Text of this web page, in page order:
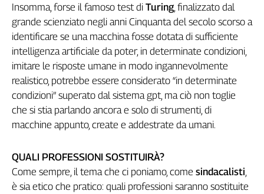
Social
Insomma, forse il famoso test di Turing , finalizzato dal
grande scienziato negli anni Cinquanta del secolo scorso a
identificare se una macchina fosse dotata di sufficiente
intelligenza artificiale da poter, in determinate condizioni,
imitare le risposte umane in modo ingannevolmente
realistico, potrebbe essere considerato “in determinate
condizioni” superato dal sistema gpt, ma ciò non toglie
che si stia parlando ancora e solo di strumenti, di
macchine appunto, create e addestrate da umani.
QUALI PROFESSIONI SOSTITUIRÀ?
Come sempre, il tema che ci poniamo, come sindacalisti
è sia etico che pratico: quali professioni saranno sostituite